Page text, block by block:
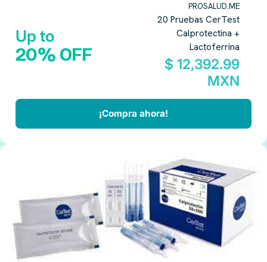
Up to
20% OFF
PROSALUD.ME
20 Pruebas CerTest
Calprotectina +
Lactoferrina
$ 12,392.99
MXN
¡Compra ahora!